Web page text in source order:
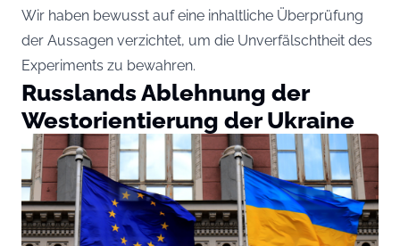
Wir haben bewusst auf eine inhaltliche Überprüfung
der Aussagen verzichtet, um die Unverfälschtheit des
Experiments zu bewahren.
Russlands Ablehnung der
Westorientierung der Ukraine